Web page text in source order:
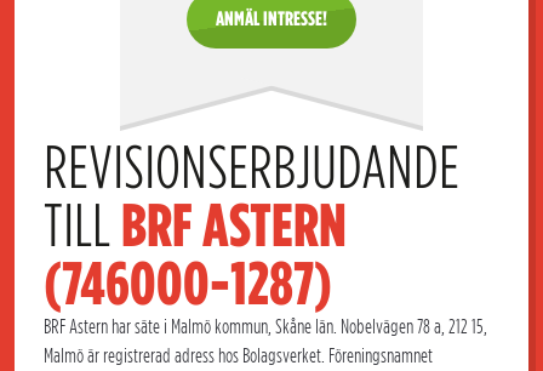
ANMÄL INTRESSE!
REVISIONSERBJUDANDE
TILL BRF ASTERN
(746000-1287)
BRF Astern har säte i Malmö kommun, Skåne län. Nobelvägen 78 a, 212 15,
Malmö är registrerad adress hos Bolagsverket. Föreningsnamnet